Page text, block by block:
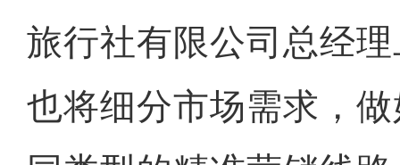
旅行社有限公司总经
也将细分市场需求，